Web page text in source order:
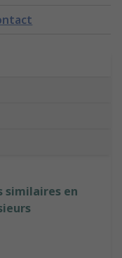
similaires en